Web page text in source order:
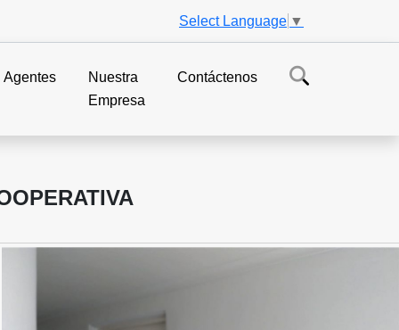
Select Language ▼
Agentes
Nuestra
Empresa
Contáctenos